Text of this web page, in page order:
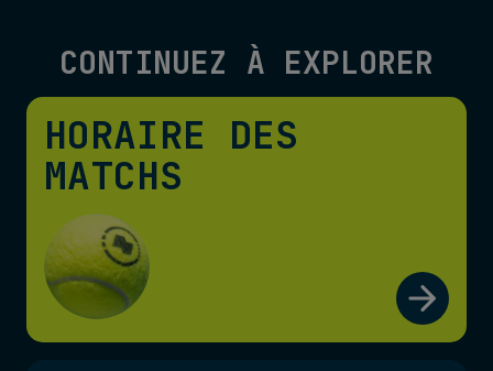
CONTINUEZ À EXPLORER
HORAIRE DES
MATCHS